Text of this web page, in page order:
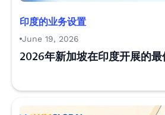
印度的业务设置
June 19, 2026
2026年新加坡在印度开展的最